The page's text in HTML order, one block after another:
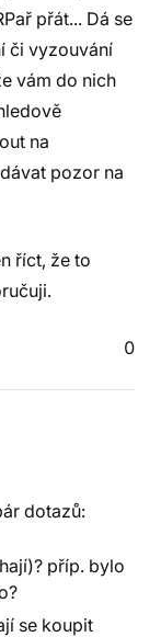
přát... Dá se
či vyzouvání
vám do nich
na
pozor na
říct, že to
0
dotazů:
příp. bylo
se koupit